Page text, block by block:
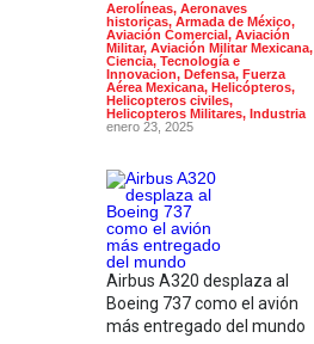
Aerolíneas, Aeronaves
historicas, Armada de México,
Aviación Comercial, Aviación
Militar, Aviación Militar Mexicana,
Ciencia, Tecnología e
Innovacion, Defensa, Fuerza
Aérea Mexicana, Helicópteros,
Helicopteros civiles,
Helicopteros Militares, Industria
enero 23, 2025
Airbus A320 desplaza al
Boeing 737 como el avión
más entregado del mundo